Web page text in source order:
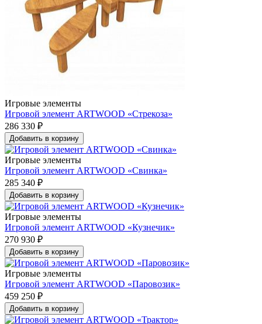
Игровые элементы
Игровой элемент ARTWOOD «Стрекоза»
286 330 ₽
Добавить в корзину
Игровые элементы
Игровой элемент ARTWOOD «Свинка»
285 340 ₽
Добавить в корзину
Игровые элементы
Игровой элемент ARTWOOD «Кузнечик»
270 930 ₽
Добавить в корзину
Игровые элементы
Игровой элемент ARTWOOD «Паровозик»
459 250 ₽
Добавить в корзину